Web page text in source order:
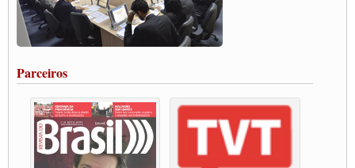
Caminhoneiros aprovam greve a partir do 1º de novembro
Rodoviários de Feira Santana fazem Assembleia para avaliar proposta de reajuste
salarial
Vacina Já: Lockdown de 24 horas dos trabalhadores em transportes está mantido,
Condutores de Guarulhos farão greve sanitária nesta terça-feira (20)
Paralisação dos Caminhoneiros na #BR285, entrocamento que liga o Mercosul ao
Rio Grande
Caminhoneiros bloqueiam duas faixas na Castello Branco e fazem protesto
Parceiros